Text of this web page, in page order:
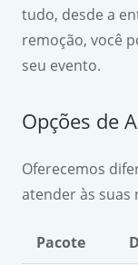
tudo, desde a
remoção, você
seu evento.
Opções de
Oferecemos
atender às suas
Pacote